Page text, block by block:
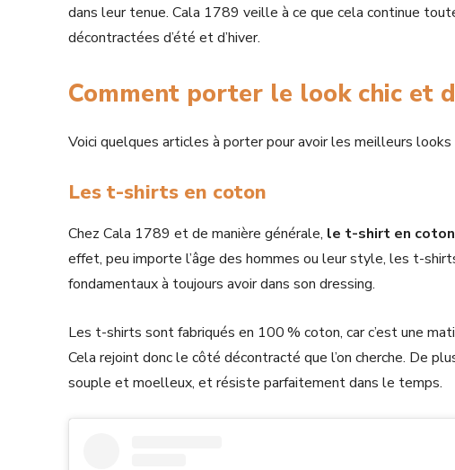
dans leur tenue. Cala 1789 veille à ce que cela continue
décontractées d’été et d’hiver.
Comment porter le look chic et
Voici quelques articles à porter pour avoir les meilleurs looks
Les t-shirts en coton
Chez Cala 1789 et de manière générale, le t-shirt en
effet, peu importe l’âge des hommes ou leur style, les t-
fondamentaux à toujours avoir dans son dressing.
Les t-shirts sont fabriqués en 100 % coton, car c’est une
Cela rejoint donc le côté décontracté que l’on cherche. De
souple et moelleux, et résiste parfaitement dans le temps.